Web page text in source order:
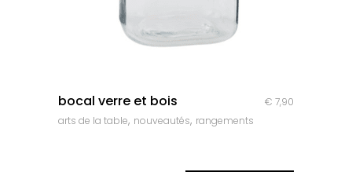
bocal verre et bois € 7,90
arts de la table, nouveautés, rangements